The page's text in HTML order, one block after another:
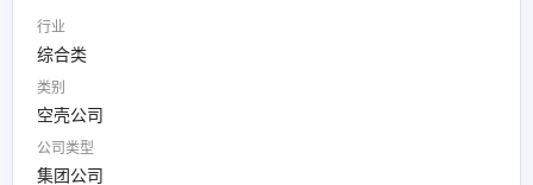
行业
综合类
类别
空壳公司
公司类型
集团公司